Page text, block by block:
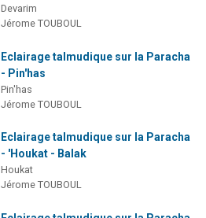
Devarim
Jérome TOUBOUL
Eclairage talmudique sur la Paracha
- Pin'has
Pin'has
Jérome TOUBOUL
Eclairage talmudique sur la Paracha
- 'Houkat - Balak
Houkat
Jérome TOUBOUL